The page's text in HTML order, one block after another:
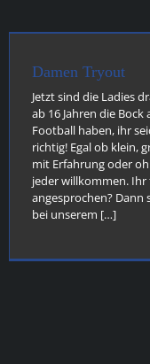
Damen Tryout
Jetzt sind die Ladies
ab 16 Jahren die Bock
Football haben, ihr
richtig! Egal ob klein,
mit Erfahrung oder
jeder willkommen. Ihr
angesprochen? Dann
bei unserem […]